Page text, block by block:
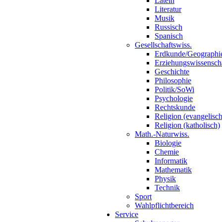
Literatur
Musik
Russisch
Spanisch
Gesellschaftswiss.
Erdkunde/
Geschichte
Philosophie
Politik/SoWi
Psychologie
Rechtskunde
Religion
Religion (katholisch)
Math.-Naturwiss.
Biologie
Chemie
Informatik
Mathematik
Physik
Technik
Sport
Wahlpflichtbereich
Service